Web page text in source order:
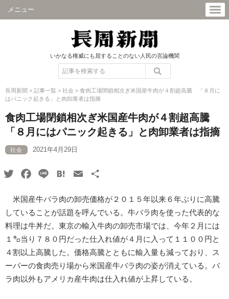
メニュー
いかなる権威にも屈することのない人民の言論機関
長周新聞 > 記事一覧 > 社会 > 食肉工場閉鎖相次ぎ米国産牛肉が４割超高騰 「８月に
はパニック起きる」と肉卸業者は指摘
食肉工場閉鎖相次ぎ米国産牛肉が４割超高騰
「８月にはパニック起きる」と肉卸業者は指摘
社会 2021年4月29日
TwitterFacebook
Line HatenaEmail
米国産牛バラ肉の卸売価格が２０１５年以来６年ぶりに高騰
していることが話題を呼んでいる。牛バラ肉を使った代表的な
料理は牛丼だ。東京の輸入牛肉の卸売市場では、今年２月には
１㌔当り７８０円だった仕入れ値が４月に入って１１００円と
４割以上高騰した。価格高騰とともに輸入量も減っており、ス
ーパーの食肉売り場から米国産牛バラ肉の姿が消えている。バ
ラ肉以外もアメリカ産牛肉は仕入れ値が上昇している。